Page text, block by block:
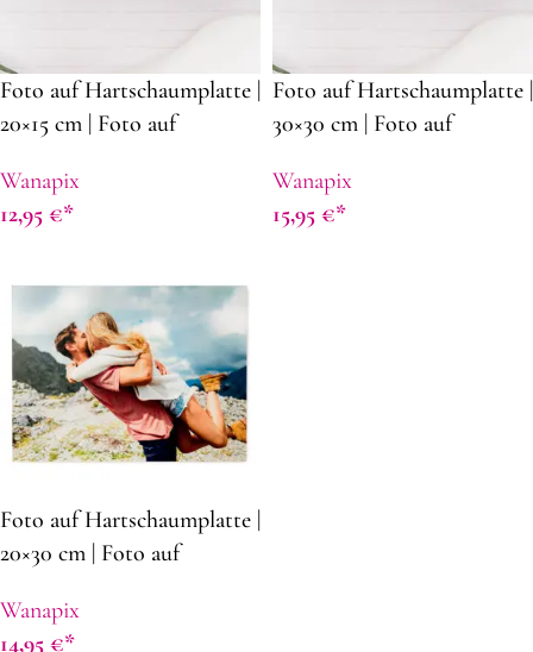
Foto auf Hartschaumplatte |
20×15 cm | Foto auf
selbstklebendem Easy-Hang
Hänger
Wanapix
12,95 €
Foto auf Hartschaumplatte |
30×30 cm | Foto auf
selbstklebendem Easy-Hang
Hänger
Wanapix
15,95 €
Foto auf Hartschaumplatte |
20×30 cm | Foto auf
selbstklebendem Easy-Hang
Wanapix
14,95 €